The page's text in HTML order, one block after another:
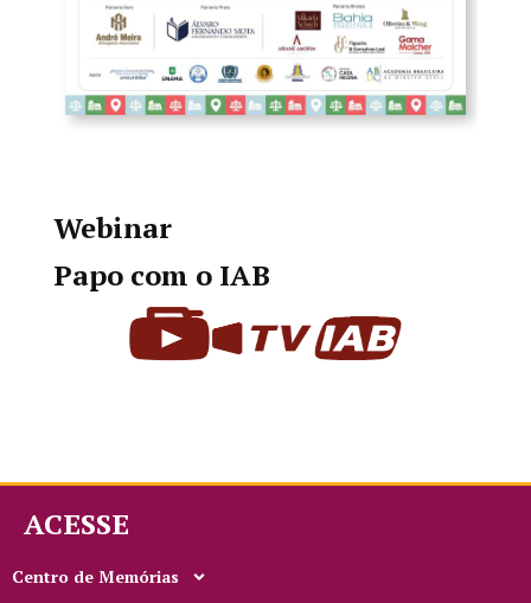
Webinar
Papo com o IAB
ACESSE
Centro de Memórias